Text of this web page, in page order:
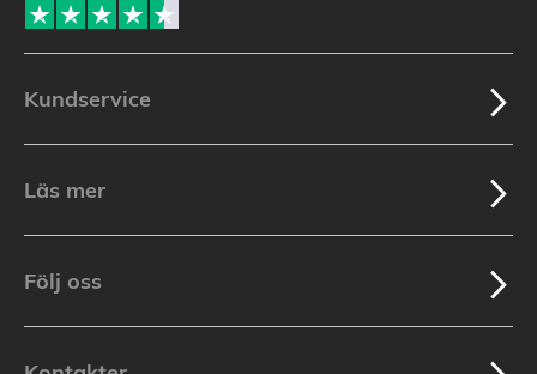
Kundservice
Läs mer
Följ oss